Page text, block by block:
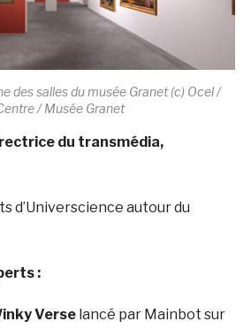
des salles du musée Granet (c) Ocel /
/ Musée Granet
du transmédia,
d’Universcience autour du
:
Verselancé par Mainbot sur